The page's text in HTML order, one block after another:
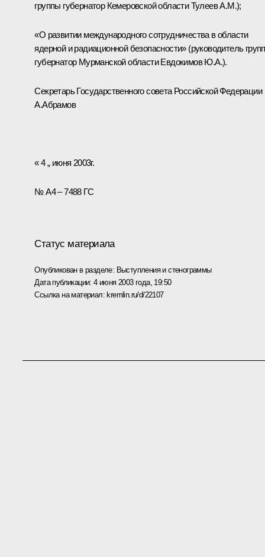
группы губернатор Кемеровской области Тулеев А.М.);
«О развитии международного сотрудничества в области
ядерной и радиационной безопасности» (руководитель
губернатор Мурманской области Евдокимов Ю.А.).
Секретарь Государственного совета Российской Федерации
А.Абрамов
« 4 „ июня 2003г.
№ А4 – 7488 ГС
Статус материала
Опубликован в разделе: Выступления и стенограммы
Дата публикации:4 июня 2003 года, 19:50
Ссылка на материал:kremlin.ru/d/22107